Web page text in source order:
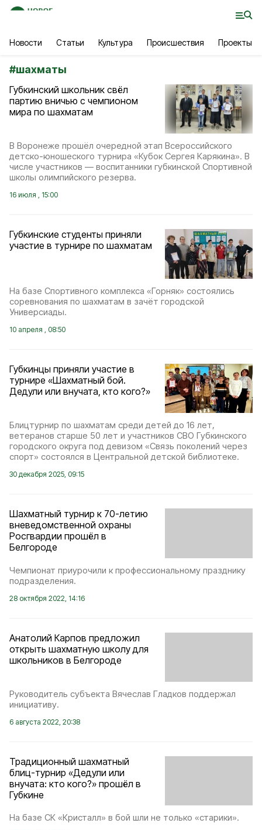
Новости Статьи Культура Происшествия Проекты
#шахматы
Губкинский школьник свёл
партию вничью с чемпионом
мира по шахматам
В Воронеже прошёл очередной этап Всероссийского
детско-юношеского турнира «Кубок Сергея Карякина». В
числе участников — воспитанники губкинской Спортивной
школы олимпийского резерва.
16 июля , 15:00
Губкинские студенты приняли
участие в турнире по шахматам
На базе Спортивного комплекса «Горняк» состоялись
соревнования по шахматам в зачёт городской
Универсиады.
10 апреля , 08:50
Губкинцы приняли участие в
турнире «Шахматный бой.
Дедули или внучата, кто кого?»
Блицтурнир по шахматам среди детей до 16 лет,
ветеранов старше 50 лет и участников СВО Губкинского
городского округа под девизом «Связь поколений через
спорт» состоялся в Центральной детской библиотеке.
30 декабря 2025, 09:15
Шахматный турнир к 70-летию
вневедомственной охраны
Росгвардии прошёл в
Белгороде
Чемпионат приурочили к профессиональному празднику
подразделения.
28 октября 2022, 14:16
Анатолий Карпов предложил
открыть шахматную школу для
школьников в Белгороде
Руководитель субъекта Вячеслав Гладков поддержал
инициативу.
6 августа 2022, 20:38
Традиционный шахматный
блиц-турнир «Дедули или
внучата: кто кого?» прошёл в
Губкине
На базе СК «Кристалл» в бой шли не только «старики».